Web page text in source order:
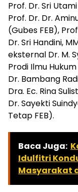
Prof. Dr. Sri
Prof. Dr. Dr.
(Gubes FEB),
Dr. Sri Handini,
eksternal Dr. M.
Prodi Ilmu
Dr. Bambang
Dra. Ec. Rina
Dr. Sayekti
Tetap FEB).
Baca Juga:
Idulfitri
Masyarakat